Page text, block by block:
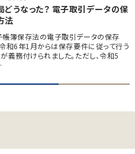
どうなった？ 電子取引データの保
法
帳簿保存法の電子取引データの保存
令和6年1月からは保存要件に従って行う
義務付けられました。ただし、令和5